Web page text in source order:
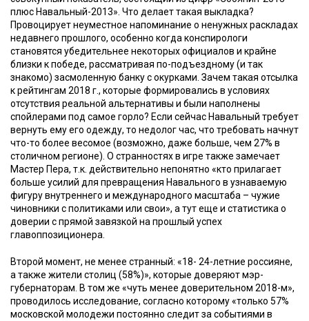
плюс Навальный-2013». Что делает такая выкладка?
Провоцирует неуместное напоминание о ненужных раскладах
недавнего прошлого, особенно когда конспирологи
становятся убедительнее некоторых официалов и крайне
близки к победе, рассматривая по-подъездному (и так
знакомо) засмоленную банку с окурками. Зачем такая отсылка
к рейтингам 2018 г., которые формировались в условиях
отсутствия реальной альтернативы и были наполнены
спойлерами под самое горло? Если сейчас Навальный требует
вернуть ему его одежду, то недолог час, что требовать начнут
что-то более весомое (возможно, даже больше, чем 27% в
столичном регионе). О странностях в игре также замечает
Мастер Пера, т.к. действительно непонятно «кто прилагает
больше усилий для превращения Навального в узнаваемую
фигуру внутреннего и международного масштаба – чужие
чиновники с политиками или свои», а тут еще и статистика о
доверии с прямой завязкой на прошлый успех
главоппозиционера.
Второй момент, не менее странный: «18- 24-летние россияне,
а также жители столиц (58%)», которые доверяют мэр-
губернаторам. В том же «чуть менее доверительном 2018-м»,
проводилось исследование, согласно которому «только 57%
московской молодежи постоянно следит за событиями в